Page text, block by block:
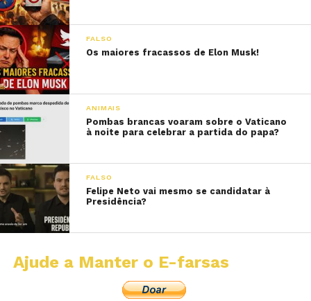
FALSO
Os maiores fracassos de Elon Musk!
ANIMAIS
Pombas brancas voaram sobre o Vaticano
à noite para celebrar a partida do papa?
FALSO
Felipe Neto vai mesmo se candidatar à
Presidência?
Ajude a Manter o E-farsas